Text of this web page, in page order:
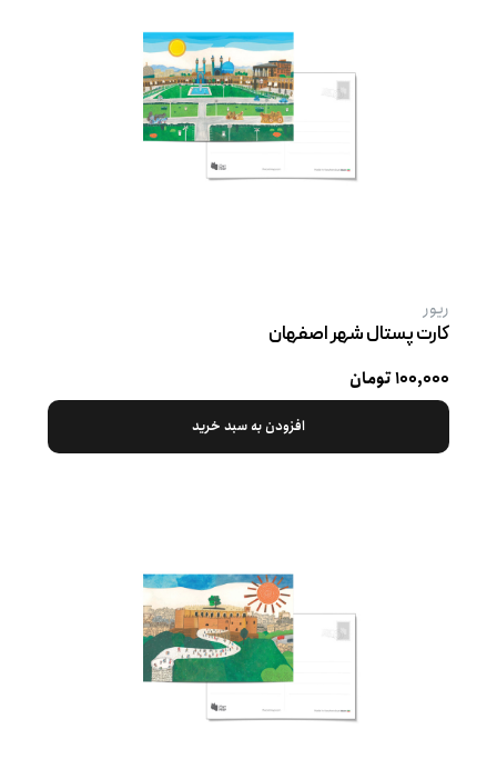
ریور
کارت پستال شهر اصفهان
۱۰۰,۰۰۰ تومان
افزودن به سبد خرید